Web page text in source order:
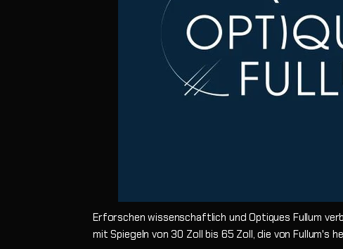
Erforschen wissenschaftlich und Optiques Fullum
mit Spiegeln von 30 Zoll bis 65 Zoll, die von Fullum's